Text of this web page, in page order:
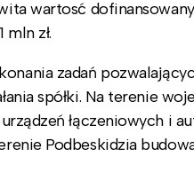
wartosć
zł.
zadań
spółki. Na terenie
łączeniowych i
Podbeskidzia